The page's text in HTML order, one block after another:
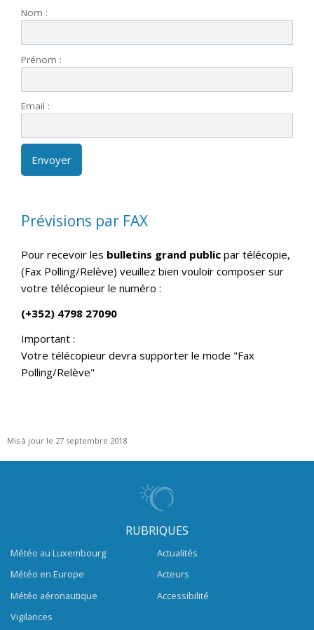
Nom :
Prénom :
Email :
Prévisions par FAX
Pour recevoir les bulletins grand public par télécopie,
(Fax Polling/Relève) veuillez bien vouloir composer sur
votre télécopieur le numéro :
(+352) 4798 27090
Important :
Votre télécopieur devra supporter le mode "Fax
Polling/Relève"
Mis à jour le 27 septembre 2018
RUBRIQUES
Météo au Luxembourg
Météo en Europe
Météo aéronautique
Vigilances
Actualités
Acteurs
Accessibilité